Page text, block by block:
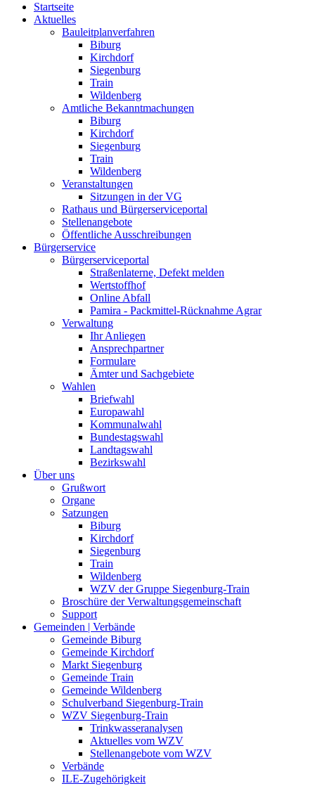
Startseite
Aktuelles
Bauleitplanverfahren
Biburg
Kirchdorf
Siegenburg
Train
Wildenberg
Amtliche Bekanntmachungen
Biburg
Kirchdorf
Siegenburg
Train
Wildenberg
Veranstaltungen
Sitzungen in der VG
Rathaus und Bürgerserviceportal
Stellenangebote
Öffentliche Ausschreibungen
Bürgerservice
Bürgerserviceportal
Straßenlaterne, Defekt melden
Wertstoffhof
Online Abfall
Pamira - Packmittel-Rücknahme Agrar
Verwaltung
Ihr Anliegen
Ansprechpartner
Formulare
Ämter und Sachgebiete
Wahlen
Briefwahl
Europawahl
Kommunalwahl
Bundestagswahl
Landtagswahl
Bezirkswahl
Über uns
Grußwort
Organe
Satzungen
Biburg
Kirchdorf
Siegenburg
Train
Wildenberg
WZV der Gruppe Siegenburg-Train
Broschüre der Verwaltungsgemeinschaft
Support
Gemeinden | Verbände
Gemeinde Biburg
Gemeinde Kirchdorf
Markt Siegenburg
Gemeinde Train
Gemeinde Wildenberg
Schulverband Siegenburg-Train
WZV Siegenburg-Train
Trinkwasseranalysen
Aktuelles vom WZV
Stellenangebote vom WZV
Verbände
ILE-Zugehörigkeit